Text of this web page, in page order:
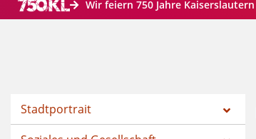
Wir feiern 750 Jahre Kaiserslautern
Stadtportrait